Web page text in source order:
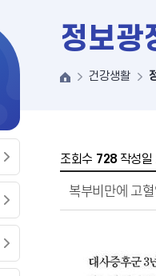
정보광
건강생활
조회수 728 작성일
복부비만에 고